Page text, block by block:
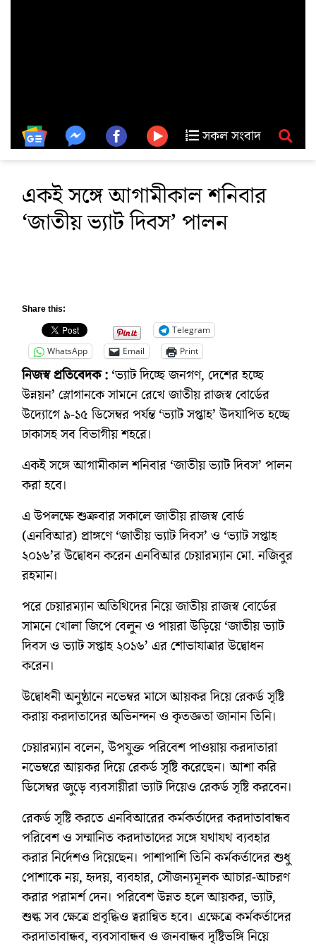
সকল সংবাদ
একই সঙ্গে আগামীকাল শনিবার
‘জাতীয় ভ্যাট দিবস’ পালন
Share this:
Telegram
WhatsApp
Email Print
নিজস্ব প্রতিবেদক : ‘ভ্যাট দিচ্ছে জনগণ, দেশের হচ্ছে
উন্নয়ন’ স্লোগানকে সামনে রেখে জাতীয় রাজস্ব বোর্ডের
উদ্যোগে ৯-১৫ ডিসেম্বর পর্যন্ত ‘ভ্যাট সপ্তাহ’ উদযাপিত হচ্ছে
ঢাকাসহ সব বিভাগীয় শহরে।
একই সঙ্গে আগামীকাল শনিবার ‘জাতীয় ভ্যাট দিবস’ পালন
করা হবে।
এ উপলক্ষে শুক্রবার সকালে জাতীয় রাজস্ব বোর্ড
(এনবিআর) প্রাঙ্গণে ‘জাতীয় ভ্যাট দিবস’ ও ‘ভ্যাট সপ্তাহ
২০১৬’র উদ্বোধন করেন এনবিআর চেয়ারম্যান মো. নজিবুর
রহমান।
পরে চেয়ারম্যান অতিথিদের নিয়ে জাতীয় রাজস্ব বোর্ডের
সামনে খোলা জিপে বেলুন ও পায়রা উড়িয়ে ‘জাতীয় ভ্যাট
দিবস ও ভ্যাট সপ্তাহ ২০১৬’ এর শোভাযাত্রার উদ্বোধন
করেন।
উদ্বোধনী অনুষ্ঠানে নভেম্বর মাসে আয়কর দিয়ে রেকর্ড সৃষ্টি
করায় করদাতাদের অভিনন্দন ও কৃতজ্ঞতা জানান তিনি।
চেয়ারম্যান বলেন, উপযুক্ত পরিবেশ পাওয়ায় করদাতারা
নভেম্বরে আয়কর দিয়ে রেকর্ড সৃষ্টি করেছেন। আশা করি
ডিসেম্বর জুড়ে ব্যবসায়ীরা ভ্যাট দিয়েও রেকর্ড সৃষ্টি করবেন।
রেকর্ড সৃষ্টি করতে এনবিআরের কর্মকর্তাদের করদাতাবান্ধব
পরিবেশ ও সম্মানিত করদাতাদের সঙ্গে যথাযথ ব্যবহার
করার নির্দেশও দিয়েছেন। পাশাপাশি তিনি কর্মকর্তাদের শুধু
পোশাকে নয়, হৃদয়, ব্যবহার, সৌজন্যমূলক আচার-আচরণ
করার পরামর্শ দেন। পরিবেশ উন্নত হলে আয়কর, ভ্যাট,
শুল্ক সব ক্ষেত্রে প্রবৃদ্ধিও ত্বরান্বিত হবে। এক্ষেত্রে কর্মকর্তাদের
করদাতাবান্ধব, ব্যবসাবান্ধব ও জনবান্ধব দৃষ্টিভঙ্গি নিয়ে